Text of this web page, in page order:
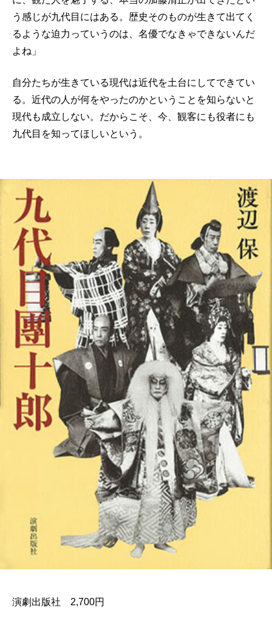
う感じが九代目にはある。歴史そのものが生きて出てく
るような迫力っていうのは、名優でなきゃできないんだ
よね」
自分たちが生きている現代は近代を土台にしてできてい
る。近代の人が何をやったのかということを知らないと
現代も成立しない。だからこそ、今、観客にも役者にも
九代目を知ってほしいという。
演劇出版社 2,700円